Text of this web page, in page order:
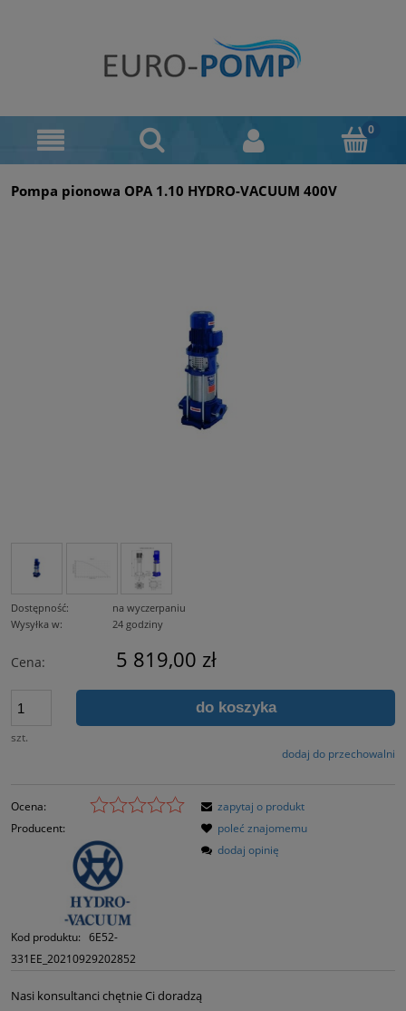
Pompa pionowa OPA 1.10 HYDRO-VACUUM 400V
Dostępność:
na wyczerpaniu
Wysyłka w:
24 godziny
Cena: 5 819,00 zł
szt.
do koszyka
dodaj do przechowalni
Ocena:
Producent:
Kod produktu: 6E52-
331EE_20210929202852
zapytaj o produkt
poleć znajomemu
dodaj opinię
Nasi konsultanci chętnie Ci doradzą